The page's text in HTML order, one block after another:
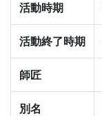
活動時期
活動終了時期
師匠
別名